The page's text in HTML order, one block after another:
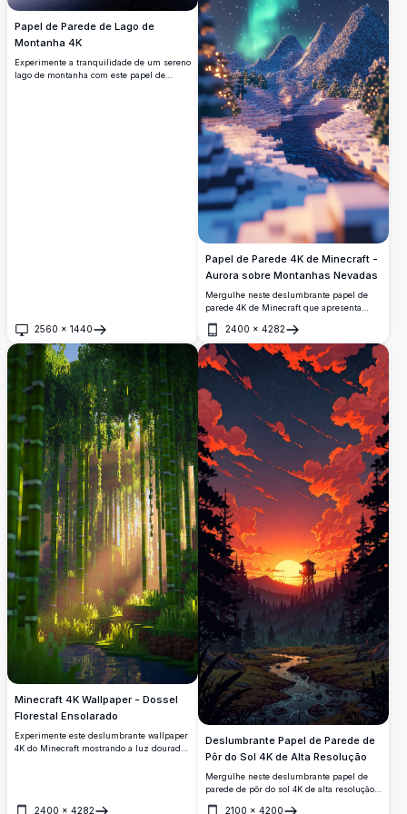
Papel de Parede de Lago de
Montanha 4K
Experimente a tranquilidade de um sereno
lago de montanha com este papel de
2560 × 1440
Abrir
Papel de Parede 4K de Minecraft -
Aurora sobre Montanhas Nevadas
Mergulhe neste deslumbrante papel de
parede 4K de Minecraft que apresenta
uma aurora hipnotizante sobre montanhas
cobertas de neve. A cena detalhada e de
alta resolução captura a essência de uma
noite de inverno pacífica no mundo de
Minecraft, completa com um rio sereno e
árvores brilhantes.
2400 × 4282
Abrir
Minecraft 4K Wallpaper - Dossel
Florestal Ensolarado
Experimente este deslumbrante wallpaper
4K do Minecraft mostrando a luz dourada
criando uma atmosfera serena e imersiva
2400 × 4282
Deslumbrante Papel de Parede de
Pôr do Sol 4K de Alta Resolução
Mergulhe neste deslumbrante papel de
parede de pôr do sol 4K de alta resolução.
Apresentando um céu vibrante com
2100 × 4200